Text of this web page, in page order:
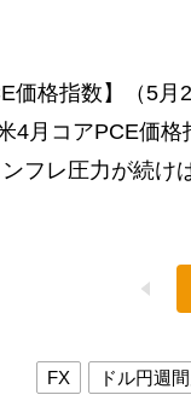
価格指数】（5月
4月コアPCE価格
フレ圧力が続け
FX ドル円週